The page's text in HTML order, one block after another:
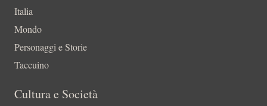
Italia
Mondo
Personaggi e Storie
Taccuino
Cultura e Società